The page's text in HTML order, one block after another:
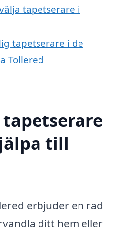
tapetserare i
tapetserare i de
Tollered
till
erbjuder en rad
ditt hem eller